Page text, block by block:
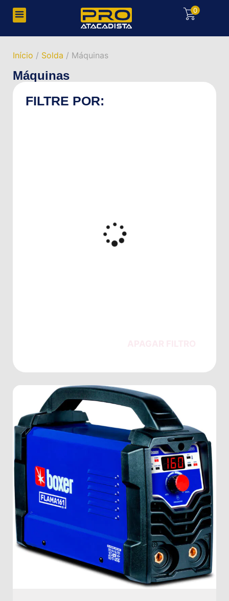
0
Início / Solda / Máquinas
Máquinas
FILTRE POR: